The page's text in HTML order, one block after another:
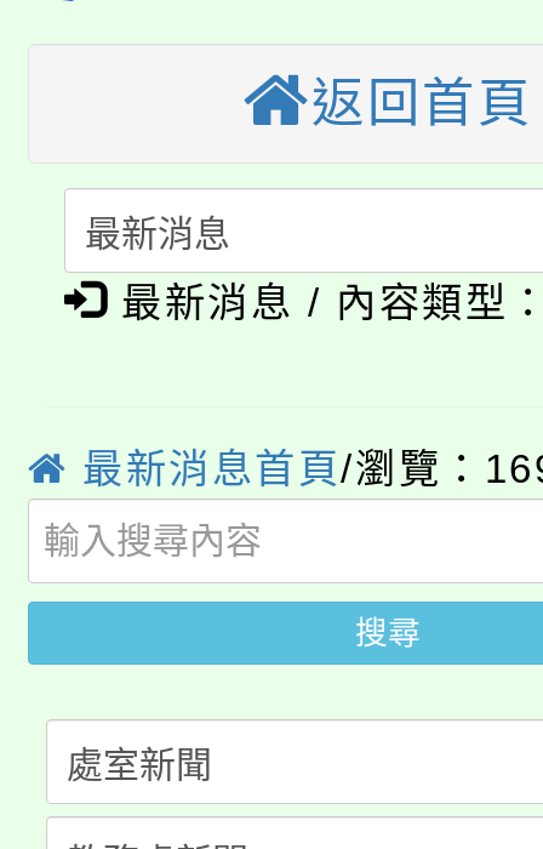
車」活動
生本土語及新住民語歌
公告本校115學年度第
代理(課)教師甄選結果(
代理(課)教師甄選結果(
轉知中國文化大學推廣
《TA101》溝通分析基
系所師生報名參加。
淨零綠生活教案入校路
115年食農教育專業人
學籍身 分審查程序及
版
淨零綠領人才培育課程
公告本校115學年度第
代理(課)教師甄選結果(
「2026金融保險知識
桃園市115學年度學生
代理(課)教師甄選結果(
公告本校115學年度第
代理(課)教師甄選結果(
轉知中國文化大學推廣
返回首頁
最新消息 / 內容類型
最新消息首頁/瀏覽：
搜尋